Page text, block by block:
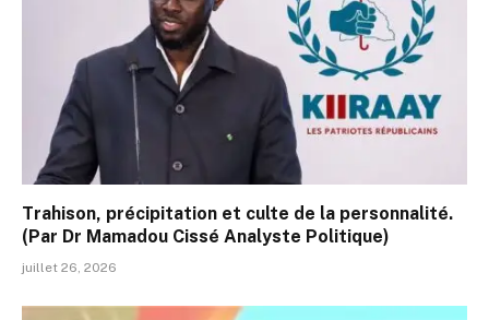
Trahison, précipitation et culte de la personnalité.
(Par Dr Mamadou Cissé Analyste Politique)
juillet 26, 2026